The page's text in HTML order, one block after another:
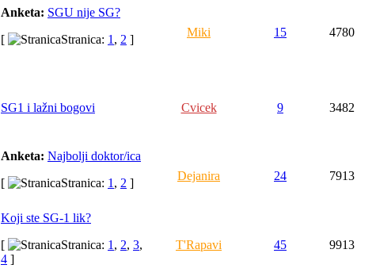
Anketa: SGU nije SG?
[
Stranica: 1 , 2 ]
Miki 15 4780
SG1 i lažni bogovi Cvicek 9 3482
Anketa: Najbolji doktor/ica
[
Stranica: 1 , 2 ]
Dejanira 24 7913
Koji ste SG-1 lik?
[
Stranica: 1 , 2, 3,
4 ]
T'Rapavi 45 9913